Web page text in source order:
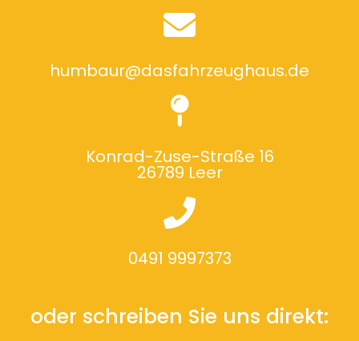
humbaur@dasfahrzeughaus.de
Konrad-Zuse-Straße 16
26789 Leer
0491 9997373
oder schreiben Sie uns direkt: